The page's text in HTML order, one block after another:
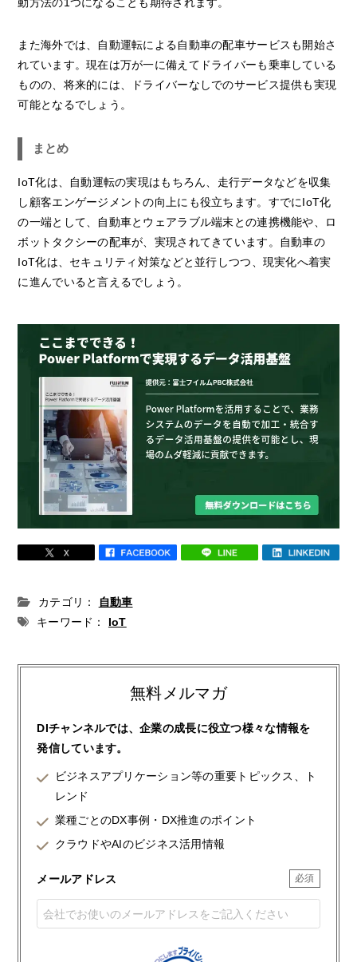
動方法の1つになることも期待されます。
また海外では、自動運転による自動車の配車サービスも開始さ
れています。現在は万が一に備えてドライバーも乗車している
ものの、将来的には、ドライバーなしでのサービス提供も実現
可能となるでしょう。
まとめ
IoT化は、自動運転の実現はもちろん、走行データなどを収集
し顧客エンゲージメントの向上にも役立ちます。すでにIoT化
の一端として、自動車とウェアラブル端末との連携機能や、ロ
ボットタクシーの配車が、実現されてきています。自動車の
IoT化は、セキュリティ対策などと並行しつつ、現実化へ着実
に進んでいると言えるでしょう。
カテゴリ：
自動車
キーワード：
IoT
無料メルマガ
DIチャンネルでは、企業の成長に役立つ様々な情報を
発信しています。
ビジネスアプリケーション等の重要トピックス、ト
レンド
業種ごとのDX事例・DX推進のポイント
クラウドやAIのビジネス活用情報
メールアドレス